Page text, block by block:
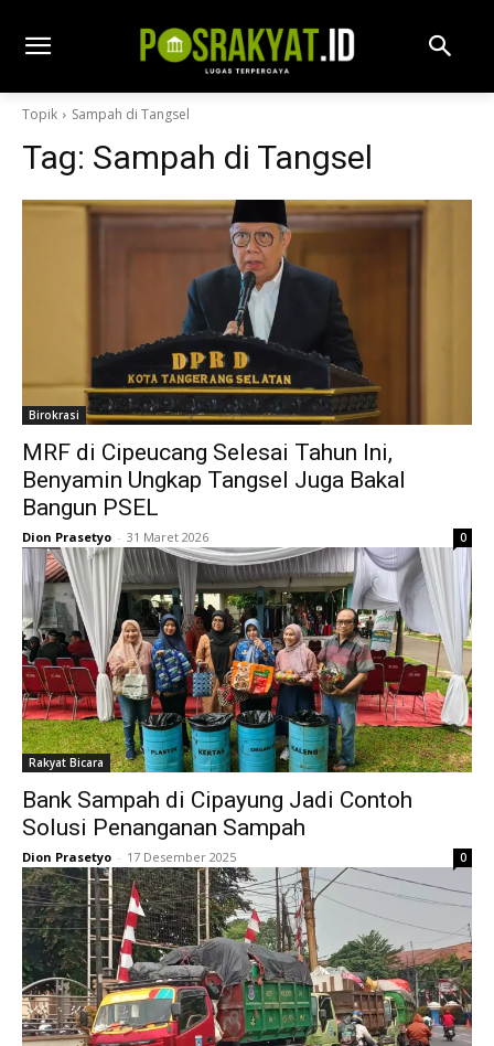
Topik Sampah di Tangsel
Tag: Sampah di Tangsel
Birokrasi
MRF di Cipeucang Selesai Tahun Ini,
Benyamin Ungkap Tangsel Juga Bakal
Bangun PSEL
Dion Prasetyo - 31 Maret 2026 0
Rakyat Bicara
Bank Sampah di Cipayung Jadi Contoh
Solusi Penanganan Sampah
Dion Prasetyo - 17 Desember 2025 0